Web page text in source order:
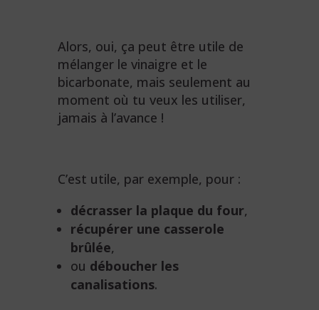
Alors, oui, ça peut être utile de
mélanger le vinaigre et le
bicarbonate, mais seulement au
moment où tu veux les utiliser,
jamais à l’avance !
C’est utile, par exemple, pour :
décrasser la plaque du four,
récupérer une casserole
brûlée,
ou déboucher les
canalisations.